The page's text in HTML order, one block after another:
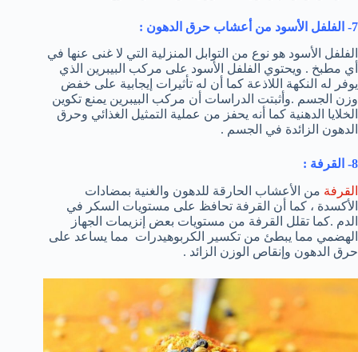
7- الفلفل الأسود من أعشاب حرق الدهون :
الفلفل الأسود هو نوع من التوابل المنزلية التي لا غنى عنها في
أي مطبخ . ويحتوي الفلفل الأسود على مركب البيبرين الذي
يوفر له النكهة اللاذعة كما أن له تأثيرات إيجابية على خفض
وزن الجسم .وأثبتت الدراسات أن مركب البيبرين يمنع تكوين
الخلايا الدهنية كما أنه يحفز من عملية التمثيل الغذائي وحرق
الدهون الزائدة في الجسم .
8- القرفة :
القرفة من الأعشاب الحارقة للدهون والغنية بمضادات
الأكسدة ، كما أن القرفة تحافظ على مستويات السكر في
الدم .كما تقلل القرفة من مستويات بعض إنزيمات الجهاز
الهضمي مما يبطئ من تكسير الكربوهيدرات مما يساعد على
حرق الدهون وإنقاص الوزن الزائد .